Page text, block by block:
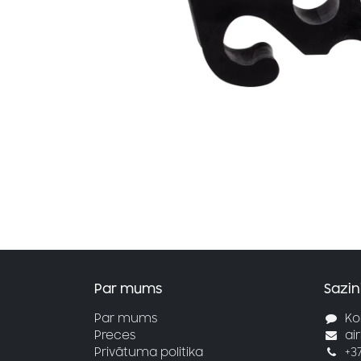
Par mums
Par mums
Preces
Privātuma politika